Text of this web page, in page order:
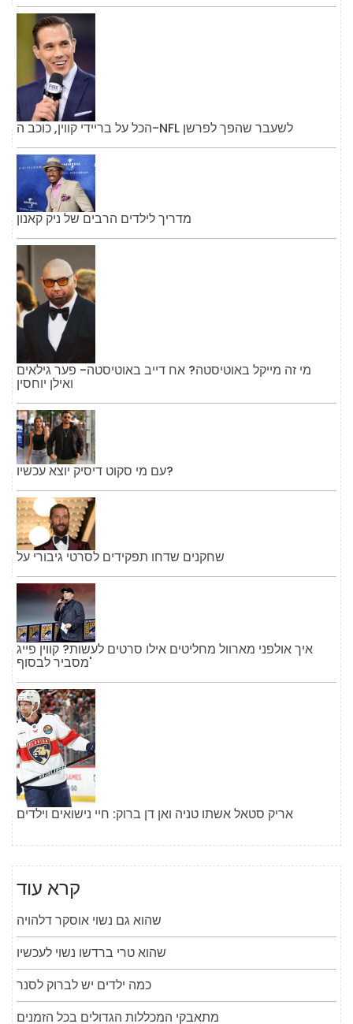
הכל על בריידי קווין, כוכב ה-NFL לשעבר שהפך לפרשן
מדריך לילדים הרבים של ניק קאנון
מי זה מייקל באוטיסטה? אח דייב באוטיסטה- פער גילאים
ואילן יוחסין
עם מי סקוט דיסיק יוצא עכשיו?
שחקנים שדחו תפקידים לסרטי גיבורי על
איך אולפני מארוול מחליטים אילו סרטים לעשות? קווין פייג
'מסביר לבסוף
אריק סטאל אשתו טניה ואן דן ברוק: חיי נישואים וילדים
קרא עוד
שהוא גם נשוי אוסקר דלהויה
שהוא טרי ברדשו נשוי לעכשיו
כמה ילדים יש לברוק לסנר
מתאבקי המכללות הגדולים בכל הזמנים